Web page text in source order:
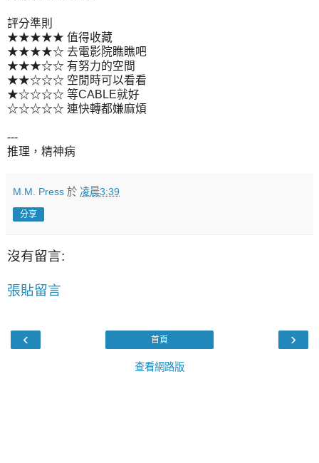
評分準則
★★★★★ 值得收藏
★★★★☆ 去電影院瞧瞧吧
★★★☆☆ 有努力的空間
★★☆☆☆ 空閒時可以看看
★☆☆☆☆ 等CABLE就好
☆☆☆☆☆ 連快轉都嫌麻煩
---
推理，精神病
M.M. Press 於 凌晨3:39
分享
沒有留言:
張貼留言
‹ ›
首頁
查看網路版